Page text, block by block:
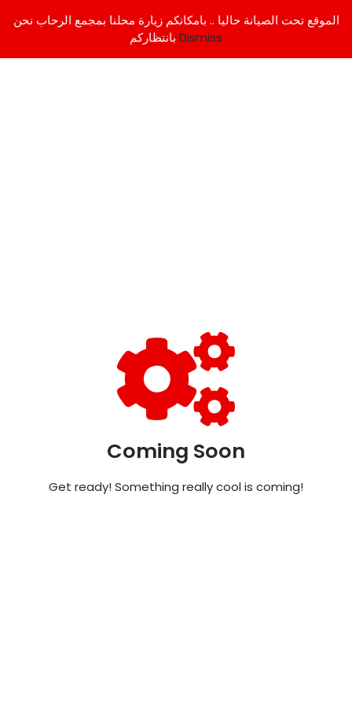
الموقع تحت الصيانة حاليا .. بامكانكم زيارة محلنا بمجمع الرحاب نحن
Dismiss
Coming Soon
Get ready! Something really cool is coming!